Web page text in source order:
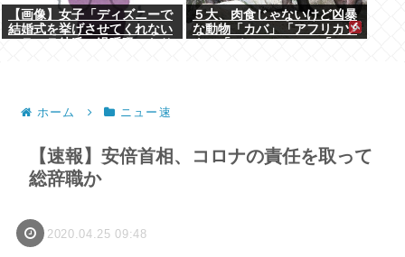
【画像】女子「ディズニーで
結婚式を挙げさせてくれない
５大、肉食じゃないけど凶暴
な動物「カバ」「アフリカゾ
ホーム ニュー速
【速報】安倍首相、コロナの責任を取って
総辞職か
2020.04.25 09:48